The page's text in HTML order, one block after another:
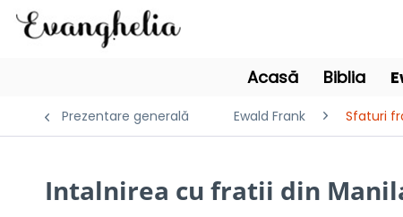
Acasă Biblia
Prezentare generală Ewald Frank Sfaturi
Intalnirea cu fratii din